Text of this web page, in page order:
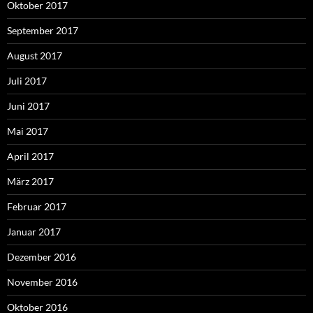
Oktober 2017
September 2017
August 2017
Juli 2017
Juni 2017
Mai 2017
April 2017
März 2017
Februar 2017
Januar 2017
Dezember 2016
November 2016
Oktober 2016